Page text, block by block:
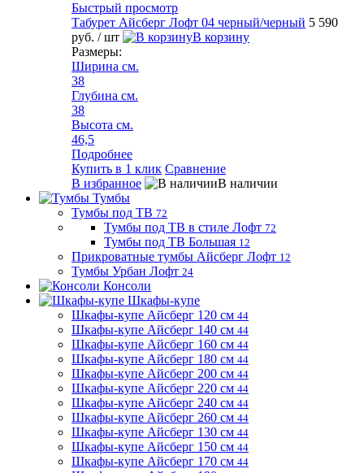
Быстрый просмотр
Табурет Айсберг Лофт 04 черный/черный 5 590
руб. / шт
В корзину
Размеры:
Ширина см.
38
Глубина см.
38
Высота см.
46,5
Подробнее
Купить в 1 клик Сравнение
В избранное
В наличии
Тумбы
Тумбы под ТВ 72
Тумбы под ТВ в стиле Лофт 72
Тумбы под ТВ Большая 12
Прикроватные тумбы Айсберг Лофт 12
Тумбы Урбан Лофт 24
Консоли
Шкафы-купе
Шкафы-купе Айсберг 120 см 44
Шкафы-купе Айсберг 140 см 44
Шкафы-купе Айсберг 160 см 44
Шкафы-купе Айсберг 180 см 44
Шкафы-купе Айсберг 200 см 44
Шкафы-купе Айсберг 220 см 44
Шкафы-купе Айсберг 240 см 44
Шкафы-купе Айсберг 260 см 44
Шкафы-купе Айсберг 130 см 44
Шкафы-купе Айсберг 150 см 44
Шкафы-купе Айсберг 170 см 44